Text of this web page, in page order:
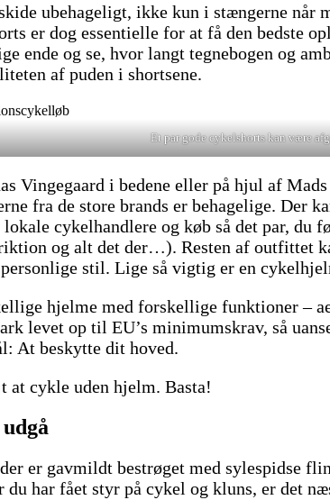
ubehageligt, ikke kun i stængerne når
er dog essentielle for at få den bedste
ende og se, hvor langt tegnebogen og
af puden i shortsene.
Et par gode cykelshorts kan være
Vingegaard i bedene eller på hjul af
fra de store brands er behagelige. Der
cykelhandlere og køb så det par, du
og alt det der…). Resten af outfittet
stil. Lige så vigtig er en
hjelme med forskellige funktioner –
levet op til EU’s minimumskrav, så
At beskytte dit hoved.
at cykle uden hjelm. Basta!
er gavmildt bestrøget med sylespidse
har fået styr på cykel og kluns, er det